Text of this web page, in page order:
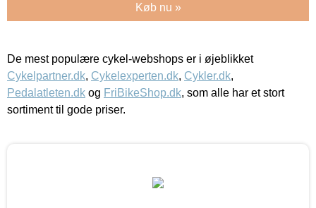
Køb nu »
De mest populære cykel-webshops er i øjeblikket
Cykelpartner.dk, Cykelexperten.dk, Cykler.dk,
Pedalatleten.dk og FriBikeShop.dk, som alle har et stort
sortiment til gode priser.